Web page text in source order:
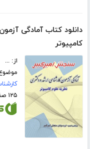
دانلود کتاب آمادگی
کامپیوتر
از: ...
۱۲۵ صفحه